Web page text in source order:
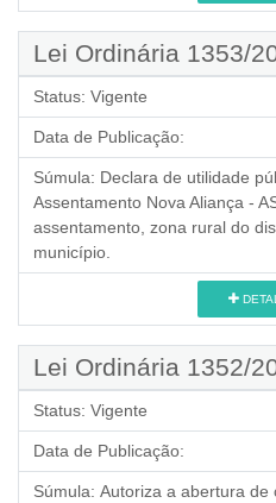
Lei Ordinária 1353/
Status: Vigente
Data de Publicação:
Súmula: Declara de utilidade
Assentamento Nova Aliança -
assentamento, zona rural do
município.
Lei Ordinária 1352/
Status: Vigente
Data de Publicação:
Súmula: Autoriza a abertura de